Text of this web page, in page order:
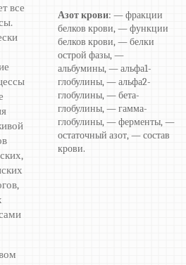
все
Азот крови: — фракции
белков крови, — функции
белков крови, — белки
острой фазы, —
альбумины, — альфа1-
глобулины, — альфа2-
глобулины, — бета-
глобулины, — гамма-
глобулины, — ферменты, —
остаточный азот, — состав
крови.